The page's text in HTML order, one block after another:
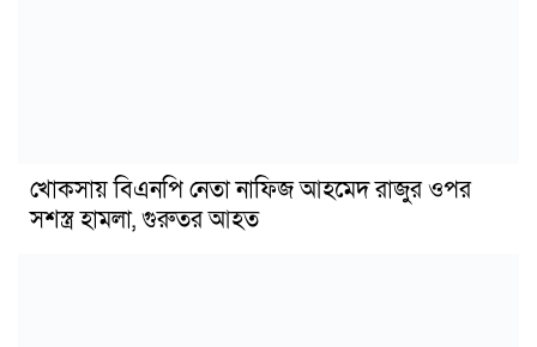
খোকসায় বিএনপি নেতা নাফিজ আহমেদ রাজুর ওপর
সশস্ত্র হামলা, গুরুতর আহত